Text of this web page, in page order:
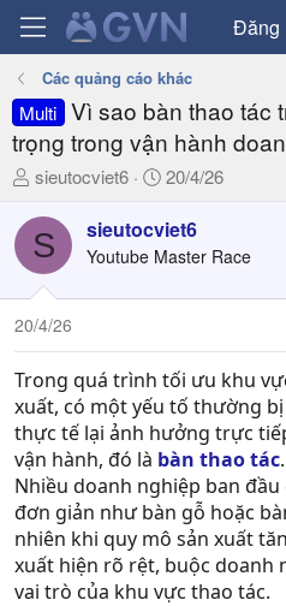
Đăng
Các quảng cáo khác
Multi Vì sao bàn thao tác
trọng trong vận hành
T
r
e
a
d
s
t
a
r
t
e
r
sieutocviet6
N
à
y
ử
20/4/26
S sieutocviet6
Youtube Master Race
20/4/26
Trong quá trình tối ưu khu
xuất, có một yếu tố thường
thực tế lại ảnh hưởng trực
vận hành, đó là bàn thao tác.
Nhiều doanh nghiệp ban
đơn giản như bàn gỗ hoặc
nhiên khi quy mô sản xuất
xuất hiện rõ rệt, buộc doanh
vai trò của khu vực thao tác.